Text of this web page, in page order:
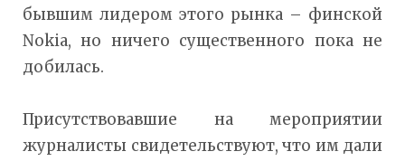
бывшим лидером этого рынка – финской
Nokia, но ничего существенного пока не
добилась.
Присутствовавшие на мероприятии
журналисты свидетельствуют, что им дали